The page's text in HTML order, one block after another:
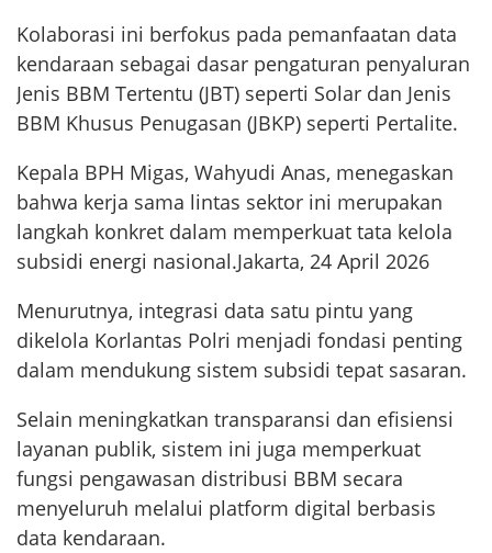
Kolaborasi ini berfokus pada pemanfaatan data
kendaraan sebagai dasar pengaturan penyaluran
Jenis BBM Tertentu (JBT) seperti Solar dan Jenis
BBM Khusus Penugasan (JBKP) seperti Pertalite.
Kepala BPH Migas, Wahyudi Anas, menegaskan
bahwa kerja sama lintas sektor ini merupakan
langkah konkret dalam memperkuat tata kelola
subsidi energi nasional.Jakarta, 24 April 2026
Menurutnya, integrasi data satu pintu yang
dikelola Korlantas Polri menjadi fondasi penting
dalam mendukung sistem subsidi tepat sasaran.
Selain meningkatkan transparansi dan efisiensi
layanan publik, sistem ini juga memperkuat
fungsi pengawasan distribusi BBM secara
menyeluruh melalui platform digital berbasis
data kendaraan.